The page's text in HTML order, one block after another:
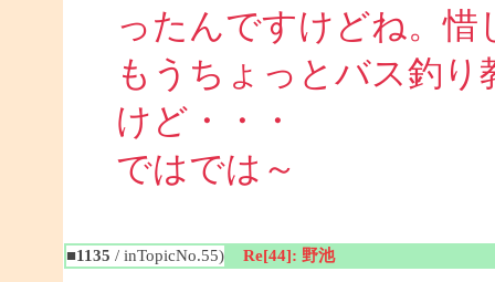
ったんですけどね。惜
もうちょっとバス釣
けど・・・
ではでは～
■1135 / inTopicNo.55) Re[44]: 野池